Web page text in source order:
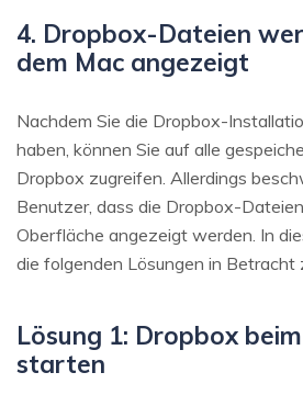
4. Dropbox-Dateien
dem Mac angezeigt
Nachdem Sie die Dropbox-
haben, können Sie auf alle
Dropbox zugreifen. Allerdings
Benutzer, dass die Dropbox-
Oberfläche angezeigt werden. In
die folgenden Lösungen in Betracht
Lösung 1: Dropbox
starten